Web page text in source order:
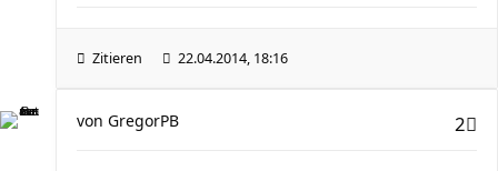
Zitieren 22.04.2014, 18:16
2
von GregorPB